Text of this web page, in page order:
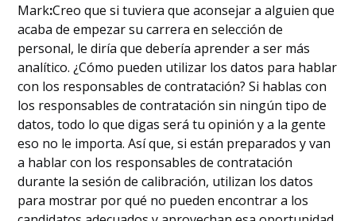
‍Mark:Creo que si tuviera que aconsejar a alguien que
acaba de empezar su carrera en selección de
personal, le diría que debería aprender a ser más
analítico. ¿Cómo pueden utilizar los datos para hablar
con los responsables de contratación? Si hablas con
los responsables de contratación sin ningún tipo de
datos, todo lo que digas será tu opinión y a la gente
eso no le importa. Así que, si están preparados y van
a hablar con los responsables de contratación
durante la sesión de calibración, utilizan los datos
para mostrar por qué no pueden encontrar a los